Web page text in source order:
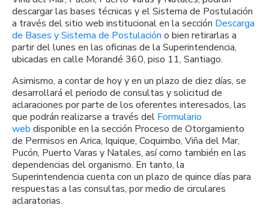
descargar las bases técnicas y el Sistema de Postulación
a través del sitio web institucional en la sección Descarga
de Bases y Sistema de Postulación o bien retirarlas a
partir del lunes en las oficinas de la Superintendencia,
ubicadas en calle Morandé 360, piso 11, Santiago.
Asimismo, a contar de hoy y en un plazo de diez días, se
desarrollará el periodo de consultas y solicitud de
aclaraciones por parte de los oferentes interesados, las
que podrán realizarse a través del Formulario
web disponible en la sección Proceso de Otorgamiento
de Permisos en Arica, Iquique, Coquimbo, Viña del Mar,
Pucón, Puerto Varas y Natales, así como también en las
dependencias del organismo. En tanto, la
Superintendencia cuenta con un plazo de quince días para
respuestas a las consultas, por medio de circulares
aclaratorias.